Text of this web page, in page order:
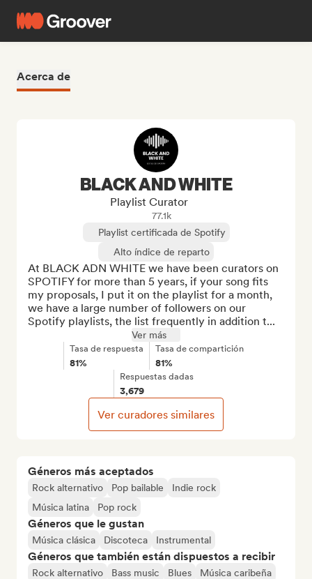
Acerca de
Géneros más aceptados
Rock alternativo Pop bailable
Indie rock
Música latina
Pop rock
Géneros que le gustan
Música clásica Discoteca Instrumental
Géneros que también están dispuestos a recibir
Rock alternativo Bass music Blues
Música caribeña
BLACK AND WHITE
Playlist Curator
77.1k
Playlist certificada de Spotify
Alto índice de reparto
At BLACK ADN WHITE we have been curators on
SPOTIFY for more than 5 years, if your song fits
my proposals, I put it on the playlist for a month,
we have a large number of followers on our
Spotify playlists, the list frequently in addition t...
Ver más
Tasa de respuesta
81%
Tasa de compartición
81%
Respuestas dadas
3,679
Ver curadores similares